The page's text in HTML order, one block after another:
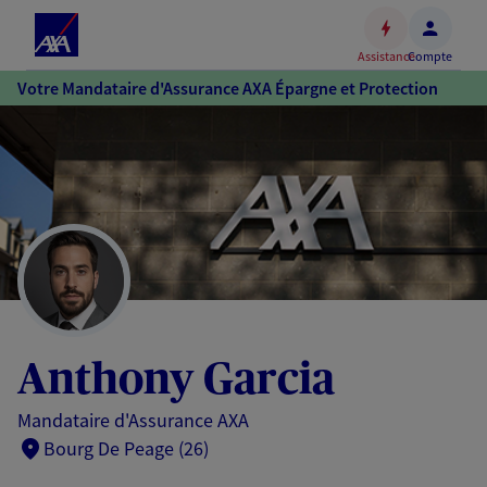
Accéder
au
Accéder
au
pied
de
page
AssistanceCompte
Votre Mandataire d'Assurance AXA Épargne et Protection
Anthony Garcia
Mandataire d'Assurance AXA
Bourg De Peage (26)